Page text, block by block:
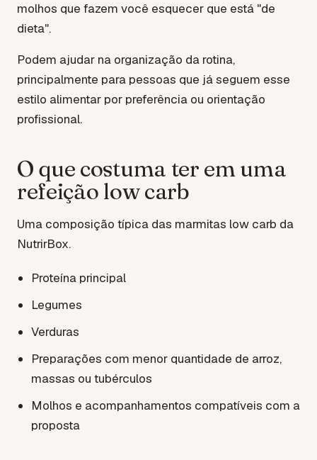
molhos que fazem você esquecer que está "de
dieta".
Podem ajudar na organização da rotina,
principalmente para pessoas que já seguem esse
estilo alimentar por preferência ou orientação
profissional.
O que costuma ter em uma
refeição low carb
Uma composição típica das marmitas low carb da
NutrirBox.
Proteína principal
Legumes
Verduras
Preparações com menor quantidade de arroz,
massas ou tubérculos
Molhos e acompanhamentos compatíveis com a
proposta